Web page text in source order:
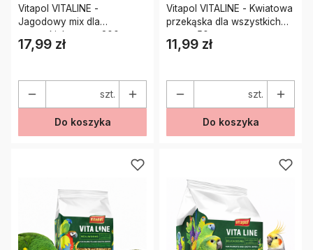
Vitapol VITALINE -
Jagodowy mix dla
wszystkich papug 200g
Cena
17,99 zł
szt.
Do koszyka
Vitapol VITALINE - Kwiatowa
przekąska dla wszystkich
papug 50g
Cena
11,99 zł
szt.
Do koszyka